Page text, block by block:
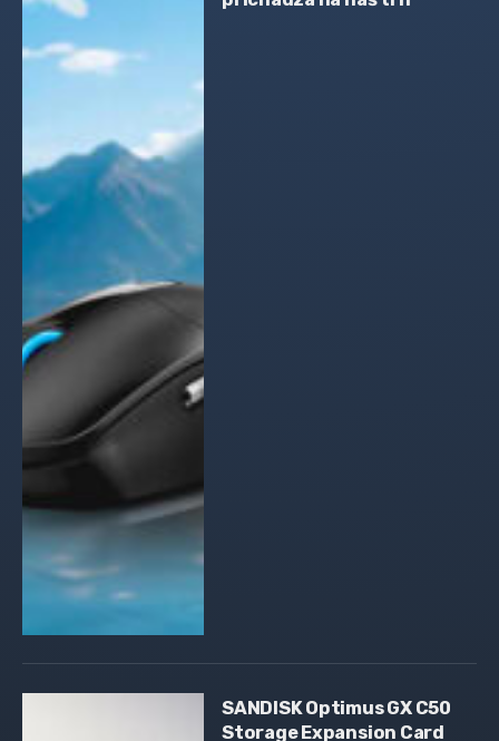
SANDISK Optimus GX C50
Storage Expansion Card